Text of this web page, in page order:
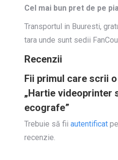
Cel mai bun pret de pe
Transportul in Buuresti,
tara unde sunt sedii
Recenzii
Fii primul care scrii
„Hartie videoprinter
ecografe”
Trebuie să fii autentificat
recenzie.